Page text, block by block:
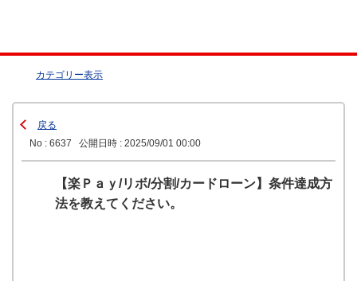
カテゴリー表示
戻る
No : 6637
公開日時 : 2025/09/01 00:00
【楽Ｐａｙ/リボ/分割/カードローン】条件達成方
法を教えてください。